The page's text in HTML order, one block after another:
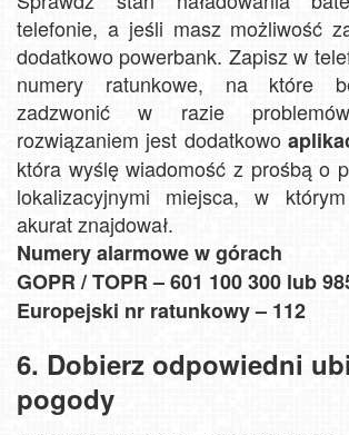
telefonie, a jeśli masz możliwość
dodatkowo powerbank. Zapisz w
numery ratunkowe, na które
zadzwonić w razie
rozwiązaniem jest dodatkowo
która wyślę wiadomość z prośbą o
lokalizacyjnymi miejsca, w
akurat znajdował.
Numery alarmowe w górach
GOPR / TOPR – 601 100 300 lub
Europejski nr ratunkowy – 112
6. Dobierz odpowiedni
pogody